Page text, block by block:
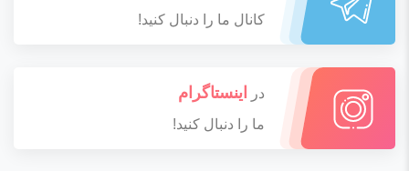
کانال ما را دنبال کنید!
در اینستاگرام
ما را دنبال کنید!